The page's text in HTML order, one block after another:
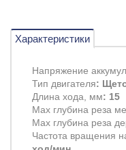
Характеристики
Напряжение
Тип двигателя:
Длина хода, мм: 15
Max глубина реза
Max глубина реза
Частота вращения